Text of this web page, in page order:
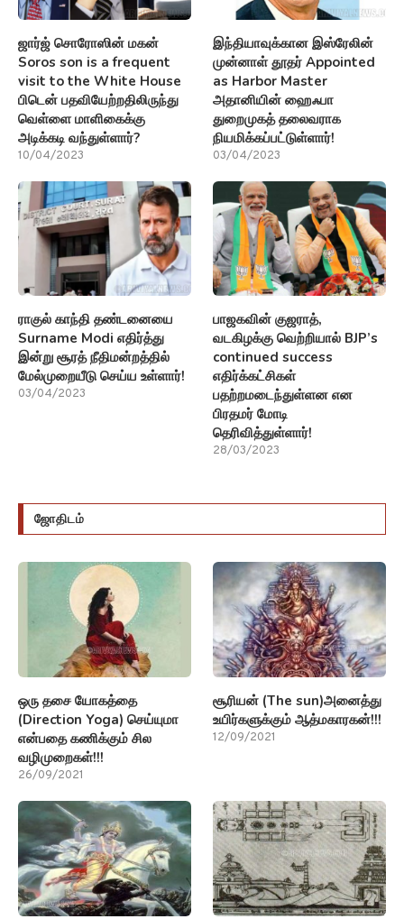
ஜார்ஜ் சொரோஸின் மகன்
Soros son is a frequent
visit to the White House
பிடென் பதவியேற்றதிலிருந்து
வெள்ளை மாளிகைக்கு
அடிக்கடி வந்துள்ளார்?
10/04/2023
இந்தியாவுக்கான இஸ்ரேலின்
முன்னாள் தூதர் Appointed
as Harbor Master
அதானியின் ஹைஃபா
துறைமுகத் தலைவராக
நியமிக்கப்பட்டுள்ளார்!
03/04/2023
ராகுல் காந்தி தண்டனையை
Surname Modi எதிர்த்து
இன்று சூரத் நீதிமன்றத்தில்
மேல்முறையீடு செய்ய உள்ளார்!
03/04/2023
பாஜகவின் குஜராத்,
வடகிழக்கு வெற்றியால் BJP’s
continued success
எதிர்க்கட்சிகள்
பதற்றமடைந்துள்ளன என
பிரதமர் மோடி
தெரிவித்துள்ளார்!
28/03/2023
ஜோதிடம்
ஒரு தசை யோகத்தை
(Direction Yoga) செய்யுமா
என்பதை கணிக்கும் சில
வழிமுறைகள்!!!
26/09/2021
சூரியன் (The sun)அனைத்து
உயிர்களுக்கும் ஆத்மகாரகன்!!!
12/09/2021